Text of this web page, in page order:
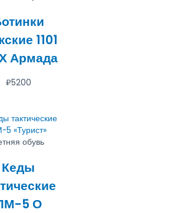
1101
Армада
₽5200
обувь
Кеды
5 О